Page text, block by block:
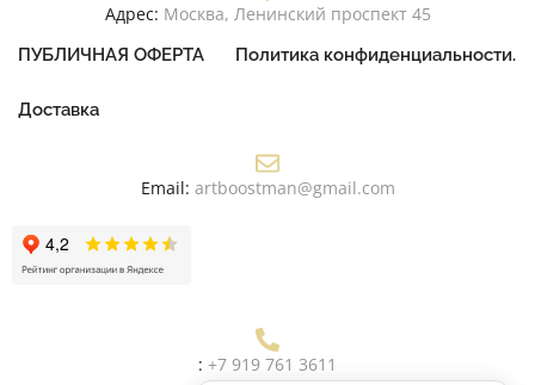
Адрес: Москва, Ленинский проспект 45
ПУБЛИЧНАЯ ОФЕРТА Политика конфиденциальности.
Доставка
Email: artboostman@gmail.com
: +7 919 761 3611